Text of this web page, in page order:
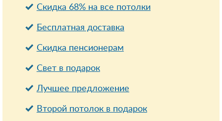
Скидка 68% на все потолки
Бесплатная доставка
Cкидка пенсионерам
Свет в подарок
Лучшее предложение
Второй потолок в подарок